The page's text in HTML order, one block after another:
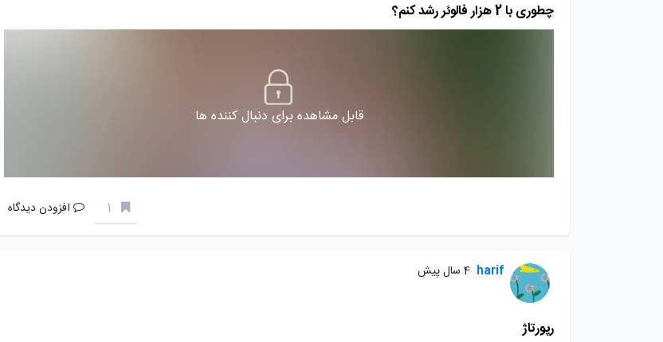
چطوری با 2 هزار فالوئر رشد کنم؟
قابل مشاهده برای دنبال کننده ها
1 افزودن دیدگاه
harif 4 سال پیش
رپورتاژ